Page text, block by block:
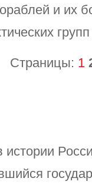
и их
Страницы: 1